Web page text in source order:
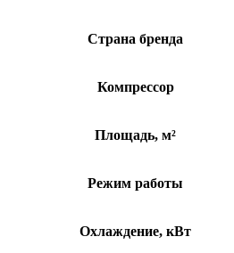
Страна бренда
Компрессор
Площадь, м²
Режим работы
Охлаждение, кВт